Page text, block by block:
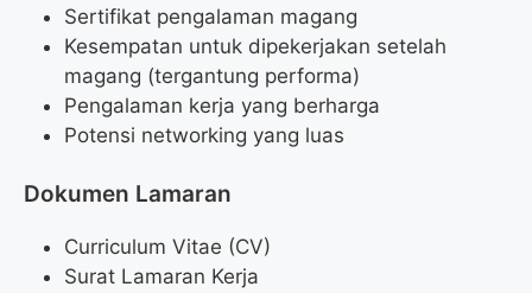
Sertifikat pengalaman magang
Kesempatan untuk dipekerjakan setelah
magang (tergantung performa)
Pengalaman kerja yang berharga
Potensi networking yang luas
Dokumen Lamaran
Curriculum Vitae (CV)
Surat Lamaran Kerja